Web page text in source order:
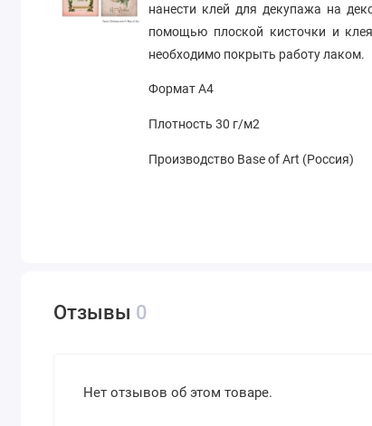
нанести клей для декупажа на
помощью плоской кисточки и
необходимо покрыть работу лаком.
Формат А4
Плотность 30 г/м2
Производство Base of Art (Россия)
Отзывы 0
Нет отзывов об этом товаре.